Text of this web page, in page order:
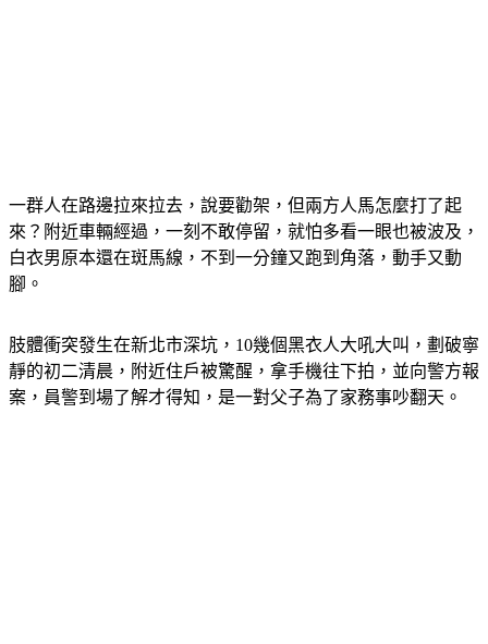
一群人在路邊拉來拉去，說要勸架，但兩方人馬怎麼打了起
來？附近車輛經過，一刻不敢停留，就怕多看一眼也被波及，
白衣男原本還在斑馬線，不到一分鐘又跑到角落，動手又動
肢體衝突發生在新北市深坑，10幾個黑衣人大吼大叫，劃破寧
靜的初二清晨，附近住戶被驚醒，拿手機往下拍，並向警方報